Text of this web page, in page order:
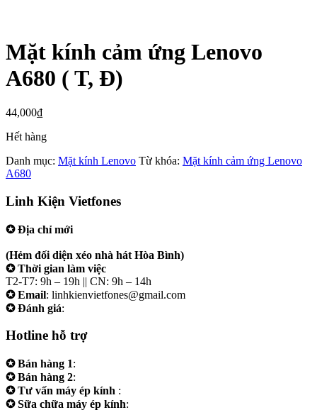
Mặt kính cảm ứng Lenovo
A680 ( T, Đ)
44,000₫
Hết hàng
Danh mục: Mặt kính Lenovo Từ khóa: Mặt kính cảm ứng Lenovo
A680
Linh Kiện Vietfones
✪ Địa chỉ mới
(Hẻm đối diện xéo nhà hát Hòa Bình)
✪ Thời gian làm việc
T2-T7: 9h – 19h || CN: 9h – 14h
✪ Email: linhkienvietfones@gmail.com
✪ Đánh giá:
Hotline hỗ trợ
✪ Bán hàng 1:
✪ Bán hàng 2:
✪ Tư vấn máy ép kính :
✪ Sữa chữa máy ép kính: